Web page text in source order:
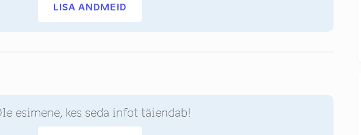
LISA ANDMEID
esimene, kes seda infot täiendab!